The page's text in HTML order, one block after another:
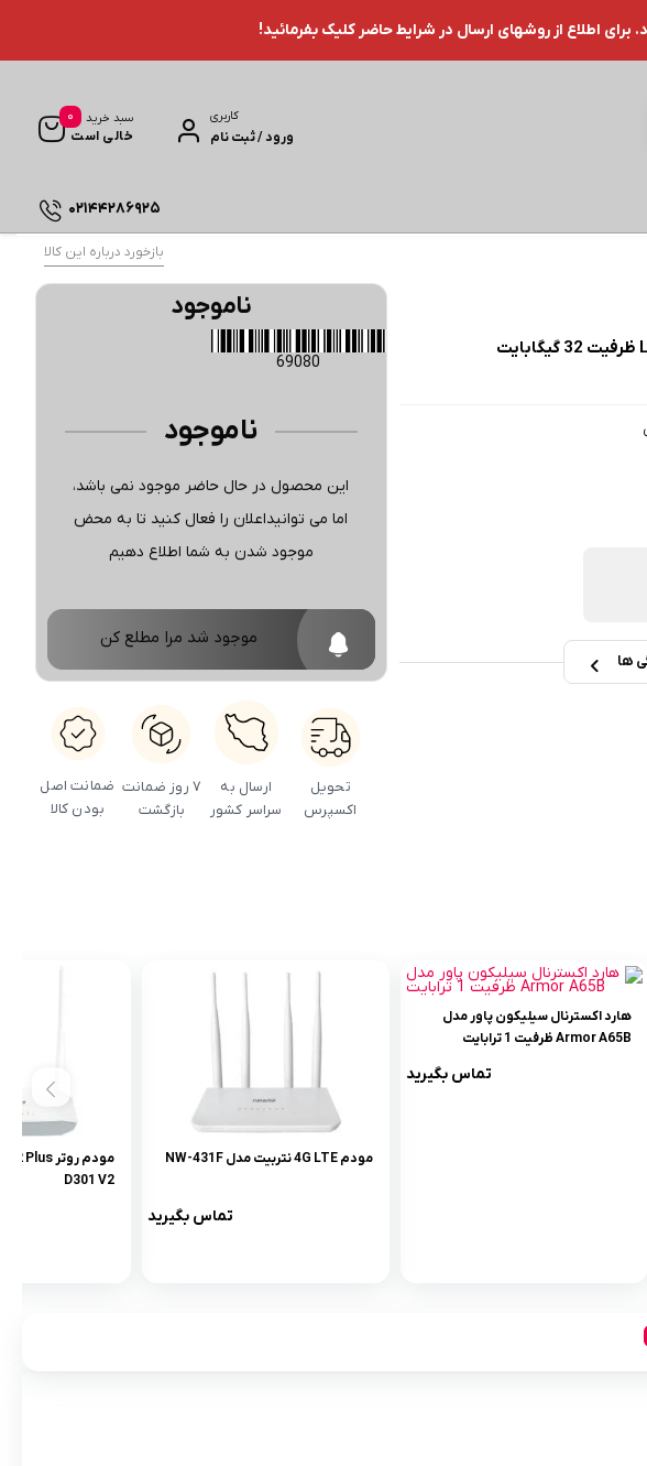
اطلاع از روشهای ارسال در شرایط حاضر کلیک بفرمائید!
کاربری
ورود / ثبت نام
سبد خرید
خالی است
0
02144286925
بازخورد درباره این کالا
ها
ناموجود
69080
ناموجود
این محصول در حال حاضر موجود نمی باشد،
اما می توانیداعلان را فعال کنید تا به محض
موجود شدن به شما اطلاع دهیم
موجود شد مرا مطلع کن
تحویل
اکسپرس
ارسال به
سراسر کشور
۷ روز ضمانت
بازگشت
ضمانت اصل
بودن کالا
هارد اکسترنال سیلیکون پاور مدل
Armor A65B ظرفیت 1 ترابایت
تماس بگیرید
مودم 4G LTE نتربیت مدل NW-431F
تماس بگیرید
D301 V2